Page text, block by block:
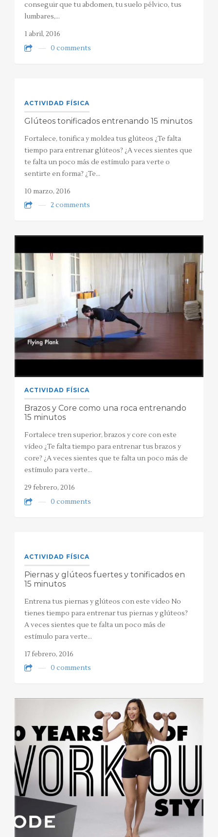
conseguir que tu abdomen, tu suelo pélvico, tus
lumbares,…
1 abril, 2016
0 comments
ACTIVIDAD FÍSICA
Glúteos tonificados entrenando 15 minutos
Fortalece, tonifica y moldea tus glúteos ¿Te falta
tiempo para entrenar glúteos? ¿A veces sientes que
te falta un poco más de estímulo para verte o
sentirte en forma? ¿Te…
10 marzo, 2016
2 comments
ACTIVIDAD FÍSICA
Brazos y Core como una roca entrenando
15 minutos
Fortalece tren superior, brazos y core con este
vídeo ¿Te falta tiempo para entrenar tus brazos y
core? ¿A veces sientes que te falta un poco más de
estímulo para verte…
29 febrero, 2016
0 comments
ACTIVIDAD FÍSICA
Piernas y glúteos fuertes y tonificados en
15 minutos
Entrena tus piernas y glúteos con este vídeo No
tienes tiempo para entrenar tus piernas y glúteos?
A veces sientes que te falta un poco más de
estímulo para verte…
17 febrero, 2016
0 comments